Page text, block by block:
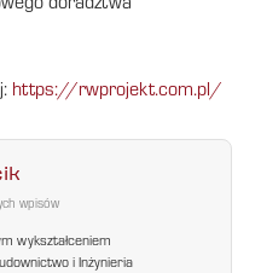
doradztwa
https://rwprojekt.com.pl/
wpisów
wykształceniem
i Inżynieria